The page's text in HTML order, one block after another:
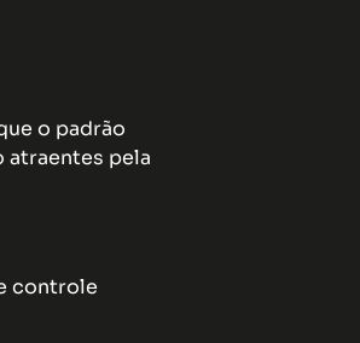
o padrão
atraentes pela
controle